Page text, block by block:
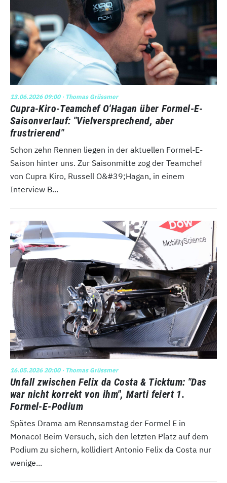
13.06.2026 09:00· Thomas Grüssmer
Cupra-Kiro-Teamchef O'Hagan über Formel-E-
Saisonverlauf: "Vielversprechend, aber
frustrierend"
Schon zehn Rennen liegen in der aktuellen Formel-E-
Saison hinter uns. Zur Saisonmitte zog der Teamchef
von Cupra Kiro, Russell O&#39;Hagan, in einem
Interview B...
16.05.2026 20:00· Thomas Grüssmer
Unfall zwischen Felix da Costa & Ticktum: "Das
war nicht korrekt von ihm", Marti feiert 1.
Formel-E-Podium
Spätes Drama am Rennsamstag der Formel E in
Monaco! Beim Versuch, sich den letzten Platz auf dem
Podium zu sichern, kollidiert Antonio Felix da Costa nur
wenige...